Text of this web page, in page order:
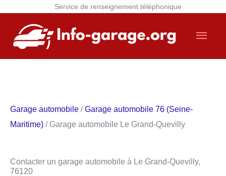
Service de renseignement téléphonique
contenu
Garage automobile /Garage automobile 76 (Seine-
Maritime) / Garage automobile Le Grand-Quevilly
Contacter un garage automobile à Le Grand-Quevilly,
76120